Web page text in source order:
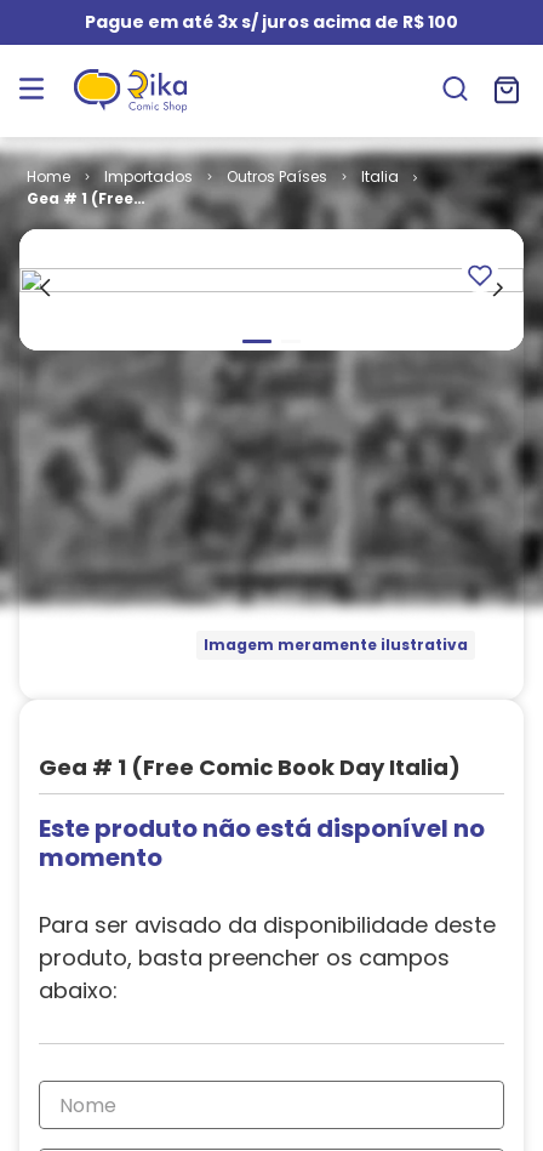
Pague em até 3x s/ juros acima de R$ 100
Importados Outros Países
Italia
Gea # 1 (Free
Comic Book
Imagem meramente ilustrativa
Gea # 1 (Free Comic Book Day Italia)
Este produto não está disponível no
momento
Para ser avisado da disponibilidade deste
produto, basta preencher os campos
abaixo: